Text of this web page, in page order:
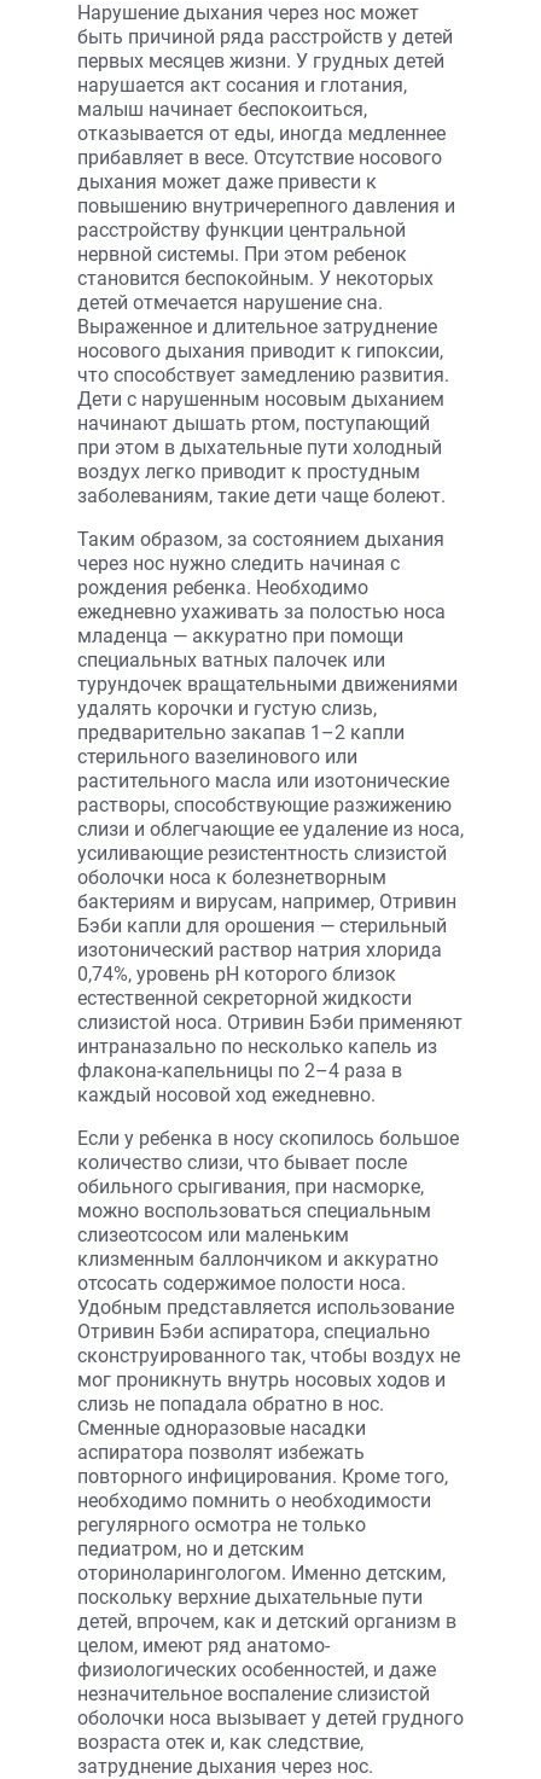
Нарушение дыхания через нос может
быть причиной ряда расстройств у детей
первых месяцев жизни. У грудных детей
нарушается акт сосания и глотания,
малыш начинает беспокоиться,
отказывается от еды, иногда медленнее
прибавляет в весе. Отсутствие носового
дыхания может даже привести к
повышению внутричерепного давления и
расстройству функции центральной
нервной системы. При этом ребенок
становится беспокойным. У некоторых
детей отмечается нарушение сна.
Выраженное и длительное затруднение
носового дыхания приводит к гипоксии,
что способствует замедлению развития.
Дети с нарушенным носовым дыханием
начинают дышать ртом, поступающий
при этом в дыхательные пути холодный
воздух легко приводит к простудным
заболеваниям, такие дети чаще болеют.
Таким образом, за состоянием дыхания
через нос нужно следить начиная с
рождения ребенка. Необходимо
ежедневно ухаживать за полостью носа
младенца — аккуратно при помощи
специальных ватных палочек или
турундочек вращательными движениями
удалять корочки и густую слизь,
предварительно закапав 1–2 капли
стерильного вазелинового или
растительного масла или изотонические
растворы, способствующие разжижению
слизи и облегчающие ее удаление из носа,
усиливающие резистентность слизистой
оболочки носа к болезнетворным
бактериям и вирусам, например, Отривин
Бэби капли для орошения — стерильный
изотонический раствор натрия хлорида
0,74%, уровень pН которого близок
естественной секреторной жидкости
слизистой носа. Отривин Бэби применяют
интраназально по несколько капель из
флакона-капельницы по 2–4 раза в
каждый носовой ход ежедневно.
Если у ребенка в носу скопилось большое
количество слизи, что бывает после
обильного срыгивания, при насморке,
можно воспользоваться специальным
слизеотсосом или маленьким
клизменным баллончиком и аккуратно
отсосать содержимое полости носа.
Удобным представляется использование
Отривин Бэби аспиратора, специально
сконструированного так, чтобы воздух не
мог проникнуть внутрь носовых ходов и
слизь не попадала обратно в нос.
Сменные одноразовые насадки
аспиратора позволят избежать
повторного инфицирования. Кроме того,
необходимо помнить о необходимости
регулярного осмотра не только
педиатром, но и детским
оториноларингологом. Именно детским,
поскольку верхние дыхательные пути
детей, впрочем, как и детский организм в
целом, имеют ряд анатомо-
физиологических особенностей, и даже
незначительное воспаление слизистой
оболочки носа вызывает у детей грудного
возраста отек и, как следствие,
затруднение дыхания через нос.